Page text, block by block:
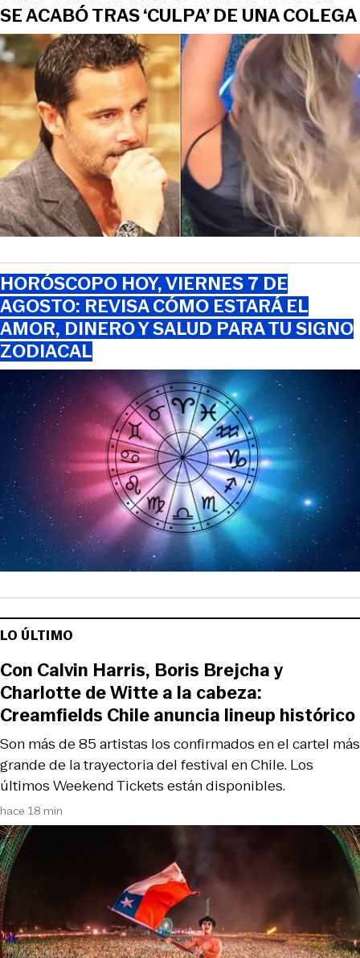
SE ACABÓ TRAS ‘CULPA’ DE UNA COLEGA
HORÓSCOPO HOY, VIERNES 7 DE
AGOSTO: REVISA CÓMO ESTARÁ EL
AMOR, DINERO Y SALUD PARA TU SIGNO
ZODIACAL
LO ÚLTIMO
hace 18 min
Son más de 85 artistas los confirmados en el cartel más
grande de la trayectoria del festival en Chile. Los
últimos Weekend Tickets están disponibles.
Con Calvin Harris, Boris Brejcha y
Charlotte de Witte a la cabeza:
Creamfields Chile anuncia lineup histórico